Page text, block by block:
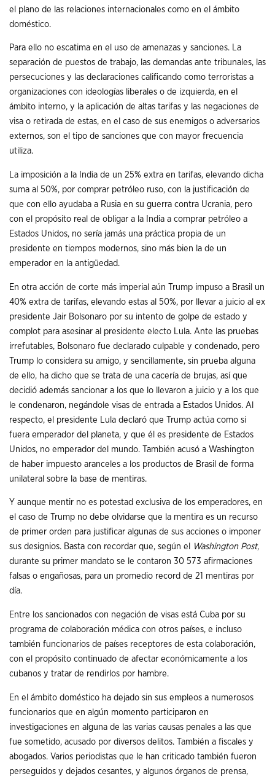
el plano de las relaciones internacionales como en el ámbito
doméstico.
Para ello no escatima en el uso de amenazas y sanciones. La
separación de puestos de trabajo, las demandas ante tribunales, las
persecuciones y las declaraciones calificando como terroristas a
organizaciones con ideologías liberales o de izquierda, en el
ámbito interno, y la aplicación de altas tarifas y las negaciones de
visa o retirada de estas, en el caso de sus enemigos o adversarios
externos, son el tipo de sanciones que con mayor frecuencia
utiliza.
La imposición a la India de un 25% extra en tarifas, elevando dicha
suma al 50%, por comprar petróleo ruso, con la justificación de
que con ello ayudaba a Rusia en su guerra contra Ucrania, pero
con el propósito real de obligar a la India a comprar petróleo a
Estados Unidos, no sería jamás una práctica propia de un
presidente en tiempos modernos, sino más bien la de un
emperador en la antigüedad.
En otra acción de corte más imperial aún Trump impuso a Brasil un
40% extra de tarifas, elevando estas al 50%, por llevar a juicio al ex
presidente Jair Bolsonaro por su intento de golpe de estado y
complot para asesinar al presidente electo Lula. Ante las pruebas
irrefutables, Bolsonaro fue declarado culpable y condenado, pero
Trump lo considera su amigo, y sencillamente, sin prueba alguna
de ello, ha dicho que se trata de una cacería de brujas, así que
decidió además sancionar a los que lo llevaron a juicio y a los que
le condenaron, negándole visas de entrada a Estados Unidos. Al
respecto, el presidente Lula declaró que Trump actúa como si
fuera emperador del planeta, y que él es presidente de Estados
Unidos, no emperador del mundo. También acusó a Washington
de haber impuesto aranceles a los productos de Brasil de forma
unilateral sobre la base de mentiras.
Y aunque mentir no es potestad exclusiva de los emperadores, en
el caso de Trump no debe olvidarse que la mentira es un recurso
de primer orden para justificar algunas de sus acciones o imponer
sus designios. Basta con recordar que, según el
Washington Post,
durante su primer mandato se le contaron 30 573 afirmaciones
falsas o engañosas, para un promedio record de 21 mentiras por
día.
Entre los sancionados con negación de visas está Cuba por su
programa de colaboración médica con otros países, e incluso
también funcionarios de países receptores de esta colaboración,
con el propósito continuado de afectar económicamente a los
cubanos y tratar de rendirlos por hambre.
En el ámbito doméstico ha dejado sin sus empleos a numerosos
funcionarios que en algún momento participaron en
investigaciones en alguna de las varias causas penales a las que
fue sometido, acusado por diversos delitos. También a fiscales y
abogados. Varios periodistas que le han criticado también fueron
perseguidos y dejados cesantes, y algunos órganos de prensa,